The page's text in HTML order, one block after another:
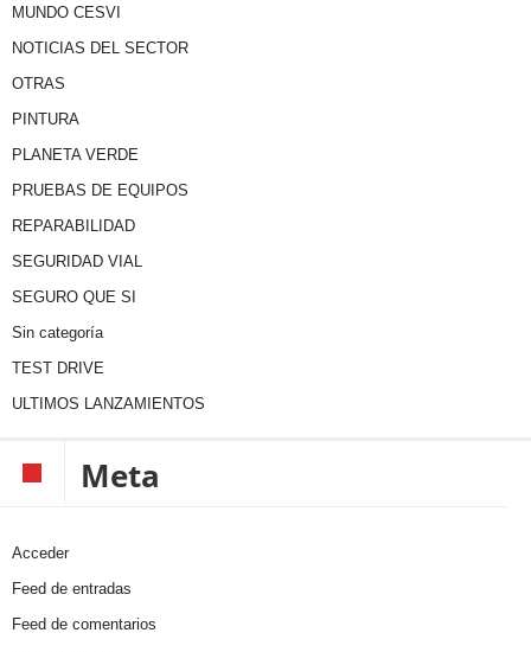
MUNDO CESVI
NOTICIAS DEL SECTOR
OTRAS
PINTURA
PLANETA VERDE
PRUEBAS DE EQUIPOS
REPARABILIDAD
SEGURIDAD VIAL
SEGURO QUE SI
Sin categoría
TEST DRIVE
ULTIMOS LANZAMIENTOS
Meta
Acceder
Feed de entradas
Feed de comentarios